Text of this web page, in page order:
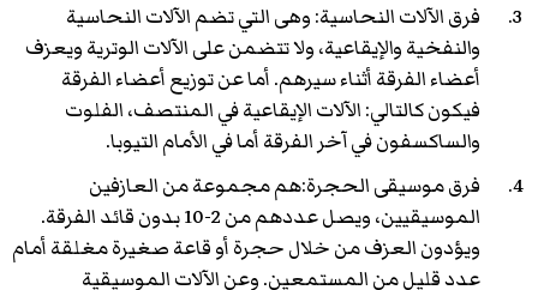
فرق الآلات النحاسية: وهى التي تضم الآلات النحاسية
والنفخية والإيقاعية، ولا تتضمن على الآلات الوترية ويعزف
أعضاء الفرقة أثناء سيرهم. أما عن توزيع أعضاء الفرقة
فيكون كالتالي: الآلات الإيقاعية في المنتصف، الفلوت
والساكسفون في آخر الفرقة أما في الأمام التيوبا.
فرق موسيقى الحجرة:هم مجموعة من العازفين
الموسيقيين، ويصل عددهم من 2-10 بدون قائد الفرقة.
ويؤدون العزف من خلال حجرة أو قاعة صغيرة مغلقة أمام
عدد قليل من المستمعين. وعن الآلات الموسيقية